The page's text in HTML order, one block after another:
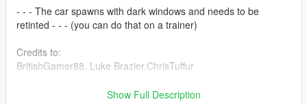
- - - The car spawns with dark windows and needs to be
retinted - - - (you can do that on a trainer)
Credits to:
BritishGamer88, Luke Brazier,ChrisTuffur
------------------------------Show Full Description